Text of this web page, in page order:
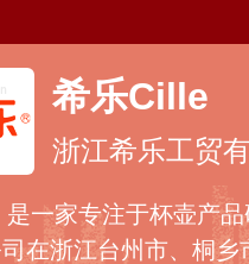
希乐Cille
浙江希乐工贸
一家专注于杯壶产
在浙江台州市、桐